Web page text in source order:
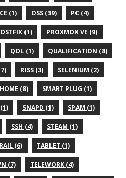
(1) OSS (39) PC (4)
(1) PROXMOX VE (9)
QOL (1) QUALIFICATION (8)
RISS (3) SELENIUM (2)
(8) SMART PLUG (1)
SNAPD (1) SPAM (1)
SSH (4) STEAM (1)
(6) TABLET (1)
(7) TELEWORK (4)